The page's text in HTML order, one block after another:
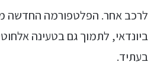
לרכב אחר. הפלטפורמה החדשה
ביונדאי, לתמוך גם בטעינה
בעתיד.